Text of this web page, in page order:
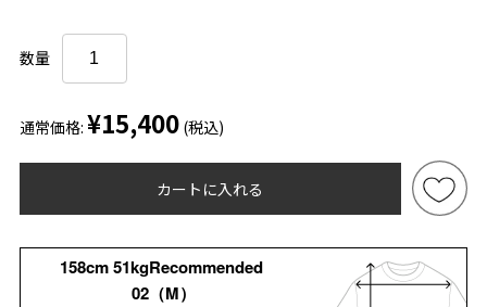
数量
通常価格: ¥15,400 (税込)
カートに入れる
158cm 51kgRecommended
02（M）